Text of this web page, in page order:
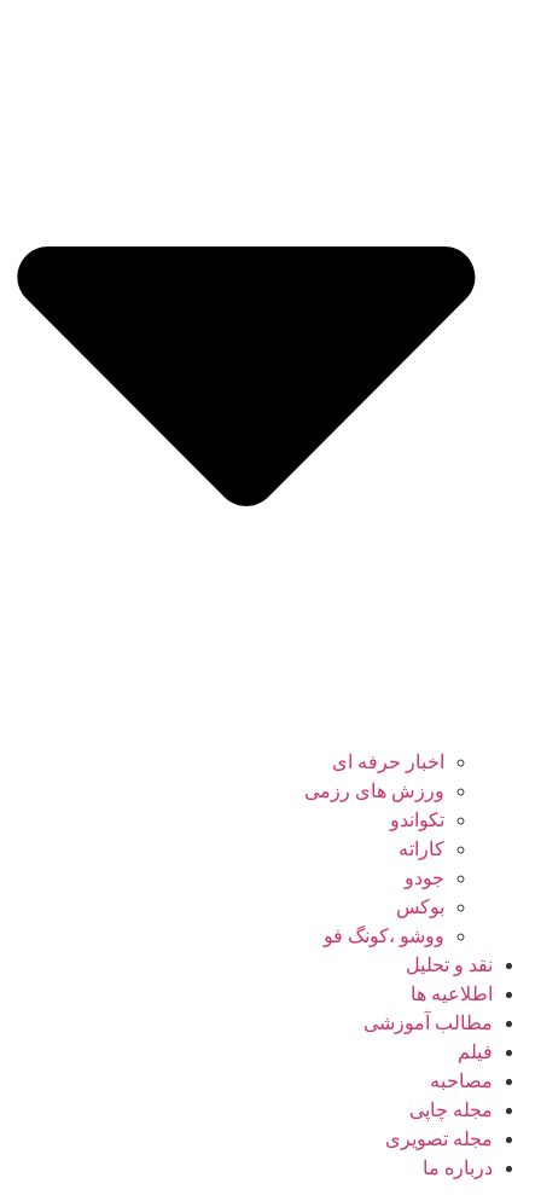
اخبار حرفه ای
ورزش های رزمی
تکواندو
کاراته
جودو
بوکس
ووشو ،کونگ فو
نقد و تحلیل
اطلاعیه ها
مطالب آموزشی
فیلم
مصاحبه
مجله چاپی
مجله تصویری
درباره ما